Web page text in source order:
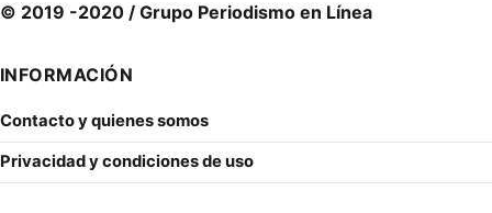
© 2019 -2020 / Grupo Periodismo en Línea
INFORMACIÓN
Contacto y quienes somos
Privacidad y condiciones de uso